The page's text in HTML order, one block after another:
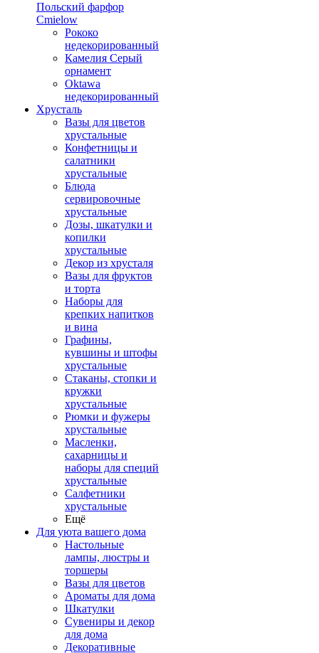
Польский фарфор
Сmielow
Рококо
недекорированный
Камелия Серый
орнамент
Oktawa
недекорированный
Хрусталь
Вазы для цветов
хрустальные
Конфетницы и
салатники
хрустальные
Блюда
сервировочные
хрустальные
Дозы, шкатулки и
копилки
хрустальные
Декор из хрусталя
Вазы для фруктов
и торта
Наборы для
крепких напитков
и вина
Графины,
кувшины и штофы
хрустальные
Стаканы, стопки и
кружки
хрустальные
Рюмки и фужеры
хрустальные
Масленки,
сахарницы и
наборы для специй
хрустальные
Салфетники
хрустальные
Ещё
Для уюта вашего дома
Настольные
лампы, люстры и
торшеры
Вазы для цветов
Ароматы для дома
Шкатулки
Сувениры и декор
для дома
Декоративные